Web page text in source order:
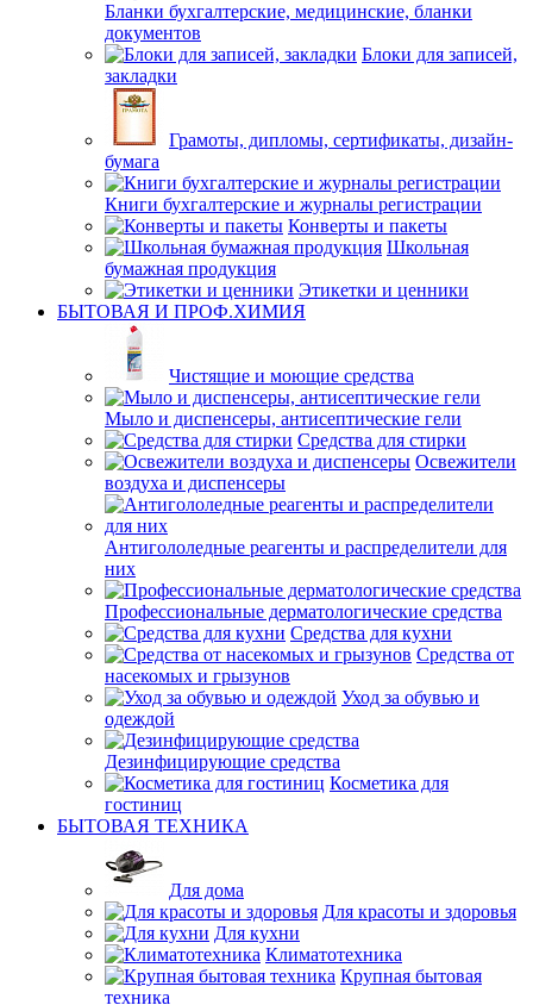
Бланки бухгалтерские, медицинские, бланки
документов
Блоки для записей,
закладки
Грамоты, дипломы, сертификаты, дизайн-
бумага
Книги бухгалтерские и журналы регистрации
Конверты и пакеты
Школьная
бумажная продукция
Этикетки и ценники
БЫТОВАЯ И ПРОФ.ХИМИЯ
Чистящие и моющие средства
Мыло и диспенсеры, антисептические гели
Средства для стирки
Освежители
воздуха и диспенсеры
Антигололедные реагенты и распределители для
них
Профессиональные дерматологические средства
Средства для кухни
Средства от
насекомых и грызунов
Уход за обувью и
одеждой
Дезинфицирующие средства
Косметика для
гостиниц
БЫТОВАЯ ТЕХНИКА
Для дома
Для красоты и здоровья
Для кухни
Климатотехника
Крупная бытовая
техника